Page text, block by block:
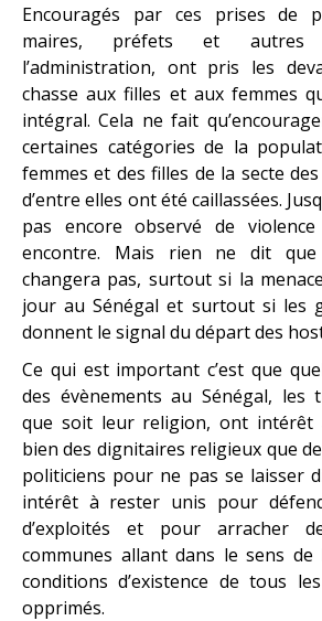
Encouragés par ces prises de
maires, préfets et autres
l’administration, ont pris les
chasse aux filles et aux femmes
intégral. Cela ne fait
certaines catégories de la
femmes et des filles de la secte
d’entre elles ont été caillassées.
pas encore observé de
encontre. Mais rien ne dit que
changera pas, surtout si la
jour au Sénégal et surtout si les
donnent le signal du départ des
Ce qui est important c’est que
des évènements au Sénégal, les
que soit leur religion, ont intérêt
bien des dignitaires religieux que
politiciens pour ne pas se laisser
intérêt à rester unis pour
d’exploités et pour arracher
communes allant dans le sens de
conditions d’existence de tous
opprimés.